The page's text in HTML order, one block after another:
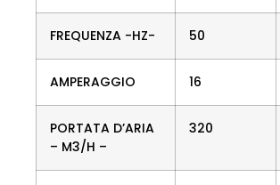
FREQUENZA -HZ- 50
AMPERAGGIO 16
PORTATA D’ARIA
– M3/H –
320